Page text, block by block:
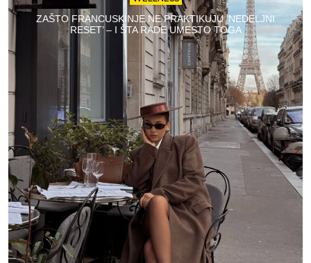
ZAŠTO FRANCUSKINJE NE PRAKTIKUJU ‘NEDELJNI
RESET’ – I ŠTA RADE UMESTO TOGA